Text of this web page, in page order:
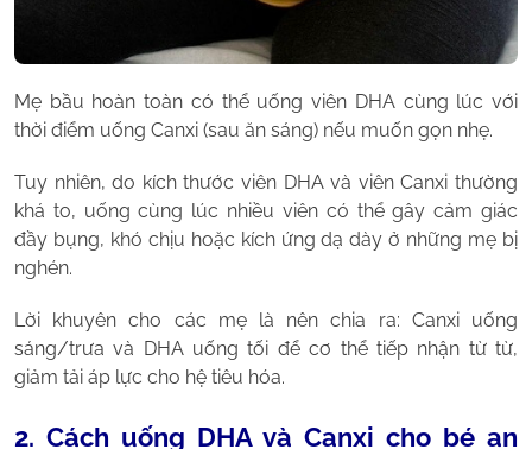
Mẹ bầu hoàn toàn có thể uống viên DHA cùng lúc với
thời điểm uống Canxi (sau ăn sáng) nếu muốn gọn nhẹ.
Tuy nhiên, do kích thước viên DHA và viên Canxi thường
khá to, uống cùng lúc nhiều viên có thể gây cảm giác
đầy bụng, khó chịu hoặc kích ứng dạ dày ở những mẹ bị
nghén.
Lời khuyên cho các mẹ là nên chia ra: Canxi uống
sáng/trưa và DHA uống tối để cơ thể tiếp nhận từ từ,
giảm tải áp lực cho hệ tiêu hóa.
2. Cách uống DHA và Canxi cho bé an